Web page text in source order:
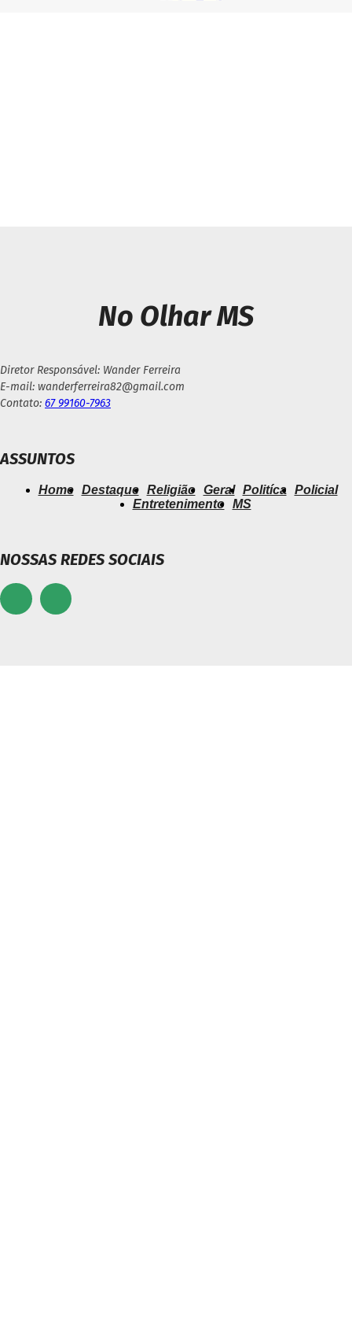
No Olhar MS
Diretor Responsável: Wander Ferreira
E-mail: wanderferreira82@gmail.com
Contato: 67 99160-7963
ASSUNTOS
Home Destaque Religião Geral Politíca
Policial
Entretenimento
MS
NOSSAS REDES SOCIAIS